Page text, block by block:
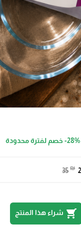
-28% خصم لفترة محدودة
35 ₪
shopping_cart شراء هذا المنتج